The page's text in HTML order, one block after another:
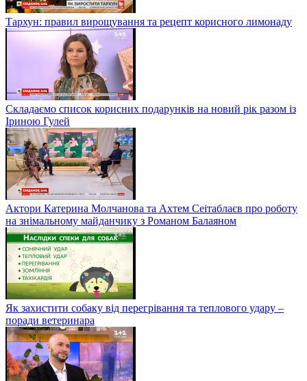
Тархун: правил вирощування та рецепт корисного лимонаду
Складаємо список корисних подарунків на новий рік разом із
Іриною Гулей
Актори Катерина Молчанова та Ахтем Сеітаблаєв про роботу
на знімальному майданчику з Романом Балаяном
Як захистити собаку від перегрівання та теплового удару –
поради ветеринара